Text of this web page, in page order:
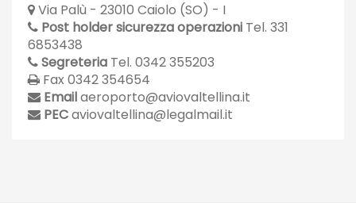
Via Palù - 23010 Caiolo (SO) - I
Post holder sicurezza operazioni Tel. 331
6853438
Segreteria Tel. 0342 355203
Fax 0342 354654
Emailaeroporto@aviovaltellina.it
PECaviovaltellina@legalmail.it